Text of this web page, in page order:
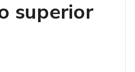
superior